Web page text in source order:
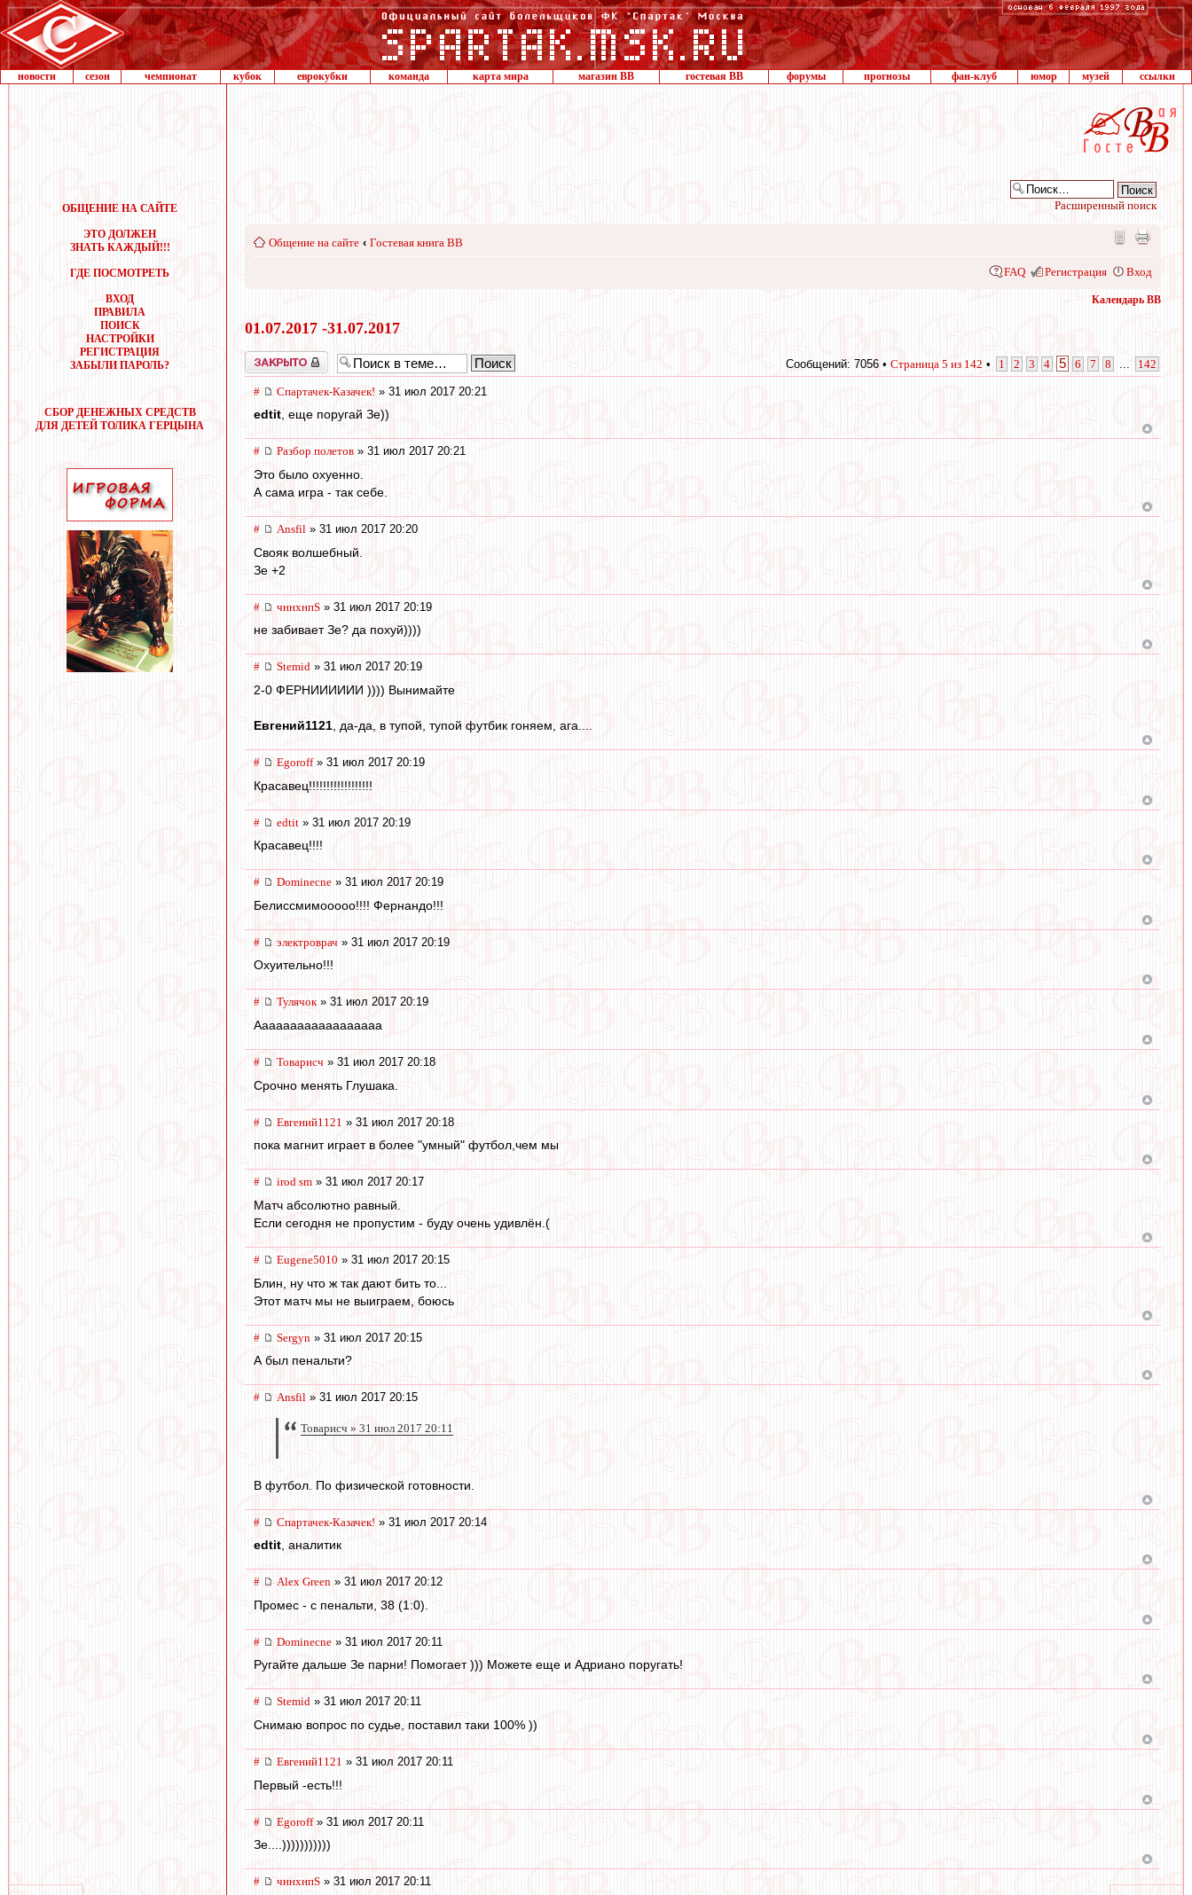
новости сезон чемпионат кубок еврокубки команда карта мира магазин ВВ гостевая ВВ форумы прогнозы фан-клуб юмор музей ссылки
ОБЩЕНИЕ НА САЙТЕ
ЭТО ДОЛЖЕН
ЗНАТЬ КАЖДЫЙ!!!
ГДЕ ПОСМОТРЕТЬ
ВХОД
ПРАВИЛА
ПОИСК
НАСТРОЙКИ
РЕГИСТРАЦИЯ
ЗАБЫЛИ ПАРОЛЬ?
СБОР ДЕНЕЖНЫХ СРЕДСТВ
ДЛЯ ДЕТЕЙ ТОЛИКА ГЕРЦЫНА
Расширенный поиск
Общение на сайте ‹ Гостевая книга ВВ
FAQ Регистрация Вход
Календарь ВВ
01.07.2017 -31.07.2017
Закрыто Сообщений: 7056 • Страница 5 из 142 • 1 2 3 4 5 6 7 8 142
# Спартачек-Казачек! » 31 июл 2017 20:21
edtit, еще поругай Зе))
# Разбор полетов » 31 июл 2017 20:21
Это было охуенно.
А сама игра - так себе.
# Ansfil » 31 июл 2017 20:20
Свояк волшебный.
Зе +2
# чннхнпS » 31 июл 2017 20:19
не забивает Зе? да похуй))))
# Stemid » 31 июл 2017 20:19
2-0 ФЕРНИИИИИИ )))) Вынимайте
Евгений1121 , да-да, в тупой, тупой футбик гоняем, ага....
# Egoroff» 31 июл 2017 20:19
Красавец!!!!!!!!!!!!!!!!!!
# edtit » 31 июл 2017 20:19
Красавец!!!!
# Dominecne » 31 июл 2017 20:19
Белиссмимооооо!!!! Фернандо!!!
# электроврач » 31 июл 2017 20:19
Охуительно!!!
# Тулячок» 31 июл 2017 20:19
Аааааааааааааааааа
# Товарисч » 31 июл 2017 20:18
Срочно менять Глушака.
# Евгений1121 » 31 июл 2017 20:18
пока магнит играет в более "умный" футбол,чем мы
# irod sm » 31 июл 2017 20:17
Матч абсолютно равный.
Если сегодня не пропустим - буду очень удивлён.(
# Eugene5010 » 31 июл 2017 20:15
Блин, ну что ж так дают бить то...
Этот матч мы не выиграем, боюсь
# Sergyn » 31 июл 2017 20:15
А был пенальти?
# Ansfil » 31 июл 2017 20:15
Товарисч » 31 июл 2017 20:11
В футбол. По физической готовности.
# Спартачек-Казачек! » 31 июл 2017 20:14
edtit, аналитик
# Alex Green » 31 июл 2017 20:12
Промес - с пенальти, 38 (1:0).
# Dominecne » 31 июл 2017 20:11
Ругайте дальше Зе парни! Помогает ))) Можете еще и Адриано поругать!
# Stemid » 31 июл 2017 20:11
Снимаю вопрос по судье, поставил таки 100% ))
# Евгений1121 » 31 июл 2017 20:11
Первый -есть!!!
# Egoroff» 31 июл 2017 20:11
Зе....)))))))))))
# чннхнпS » 31 июл 2017 20:11